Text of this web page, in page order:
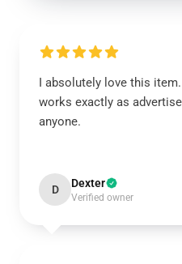
I absolutely love this
works exactly as
anyone.
D Dexter
Verified owner